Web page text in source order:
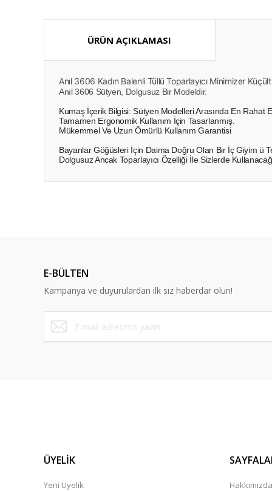
ÜRÜN AÇIKLAMASI
Anıl 3606 Kadın Balenli Tüllü Toparlayıcı Minimizer
Anıl 3606 Sütyen, Dolgusuz Bir Modeldir.
Kumaş İçerik Bilgisi: Sütyen Modelleri Arasında En Rahat
Tamamen Ergonomik Kullanım İçin Tasarlanmış.
Mükemmel Ve Uzun Ömürlü Kullanım Garantisi
Bayanlar Göğüsleri İçin Daima Doğru Olan Bir İç Giyim ü
Dolgusuz Ancak Toparlayıcı Özelliği İle Sizlerde
Ürün bilgilerinde hatalar bulunuyor.
Ürün fiyatı diğer sitelerden daha pahalı.
Bu ürüne benzer farklı alternatifler olmalı.
E-BÜLTEN
Kampanya ve duyurulardan ilk siz haberdar olun!
ÜYELİK
Yeni Üyelik
Hakkımızda